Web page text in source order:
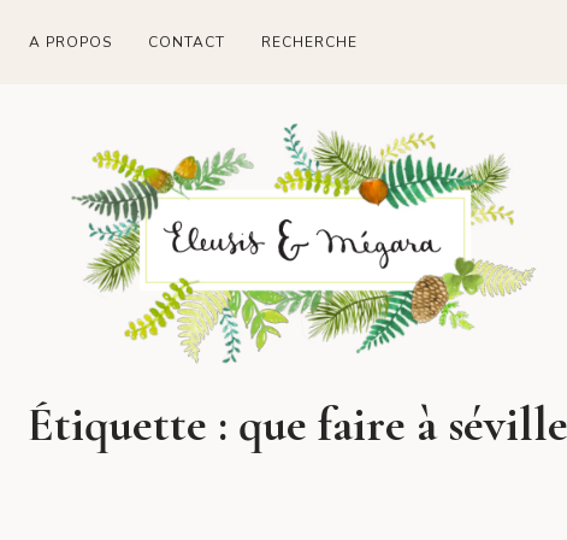
A PROPOS CONTACT RECHERCHE
Étiquette : que faire à séville